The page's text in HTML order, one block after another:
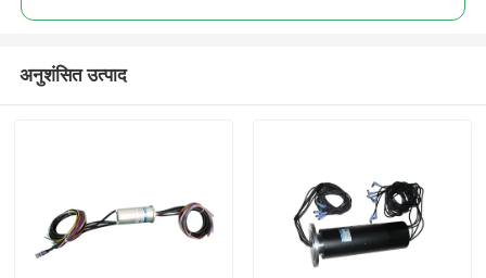
अनुशंसित उत्पाद